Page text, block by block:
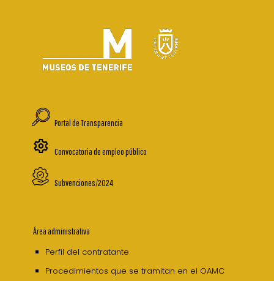
Portal de Transparencia
Convocatoria de empleo público
Subvenciones/2024
Área administrativa
Perfil del contratante
Procedimientos que se tramitan en el OAMC